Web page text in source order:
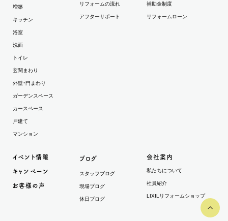
増築
キッチン
浴室
洗面
トイレ
玄関まわり
外壁・門まわり
ガーデンスペース
カースペース
戸建て
マンション
リフォームの流れ
アフターサポート
補助金制度
リフォームローン
イベント情報
キャンペーン
お客様の声
ブログ
スタッフブログ
現場ブログ
休日ブログ
会社案内
私たちについて
社員紹介
LIXILリフォームショップ